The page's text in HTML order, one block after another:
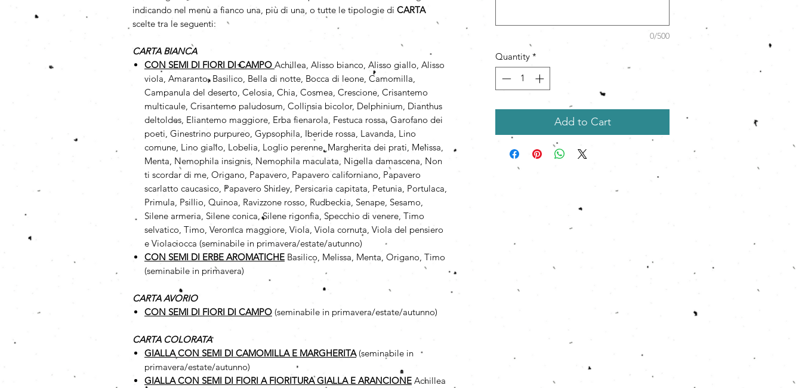
indicando nel menù a fianco una, più di una, o tutte le tipologie di CARTA
scelte tra le seguenti:
CARTA BIANCA
CON SEMI DI FIORI DI CAMPO Achillea, Alisso bianco, Alisso giallo, Alisso
viola, Amaranto, Basilico, Bella di notte, Bocca di leone, Camomilla,
Campanula del deserto, Celosia, Chia, Cosmea, Crescione, Crisantemo
multicaule, Crisantemo paludosum, Collinsia bicolor, Delphinium, Dianthus
deltoldes, Eliantemo maggiore, Erba fienarola, Festuca rossa, Garofano dei
poeti, Ginestrino purpureo, Gypsophila, Iberide rossa, Lavanda, Lino
comune, Lino giallo, Lobelia, Loglio perenne, Margherita dei prati, Melissa,
Menta, Nemophila insignis, Nemophila maculata, Nigella damascena, Non
ti scordar di me, Origano, Papavero, Papavero californiano, Papavero
scarlatto caucasico, Papavero Shirley, Persicaria capitata, Petunia, Portulaca,
Primula, Psillio, Quinoa, Ravizzone rosso, Rudbeckia, Senape, Sesamo,
Silene armeria, Silene conica, Silene rigonfia, Specchio di venere, Timo
selvatico, Timo, Veronica maggiore, Viola, Viola cornuta, Viola del pensiero
e Violaciocca (seminabile in primavera/estate/autunno)
CON SEMI DI ERBE AROMATICHE Basilico, Melissa, Menta, Origano, Timo
(seminabile in primavera)
CARTA AVORIO
CON SEMI DI FIORI DI CAMPO (seminabile in primavera/estate/autunno)
CARTA COLORATA
GIALLA CON SEMI DI CAMOMILLA E MARGHERITA(seminabile in
primavera/estate/autunno)
GIALLA CON SEMI DI FIORI A FIORITURA GIALLA E ARANCIONE Achillea
0/500
Quantity *
Add to Cart